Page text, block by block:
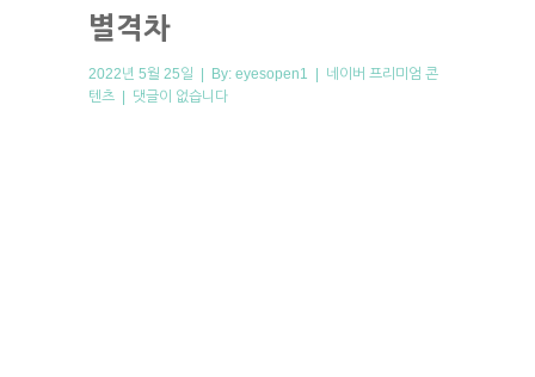
별격차
2022년 5월 25일 | By: eyesopen1 | 네이버 프리미엄 콘
텐츠 | 댓글이 없습니다